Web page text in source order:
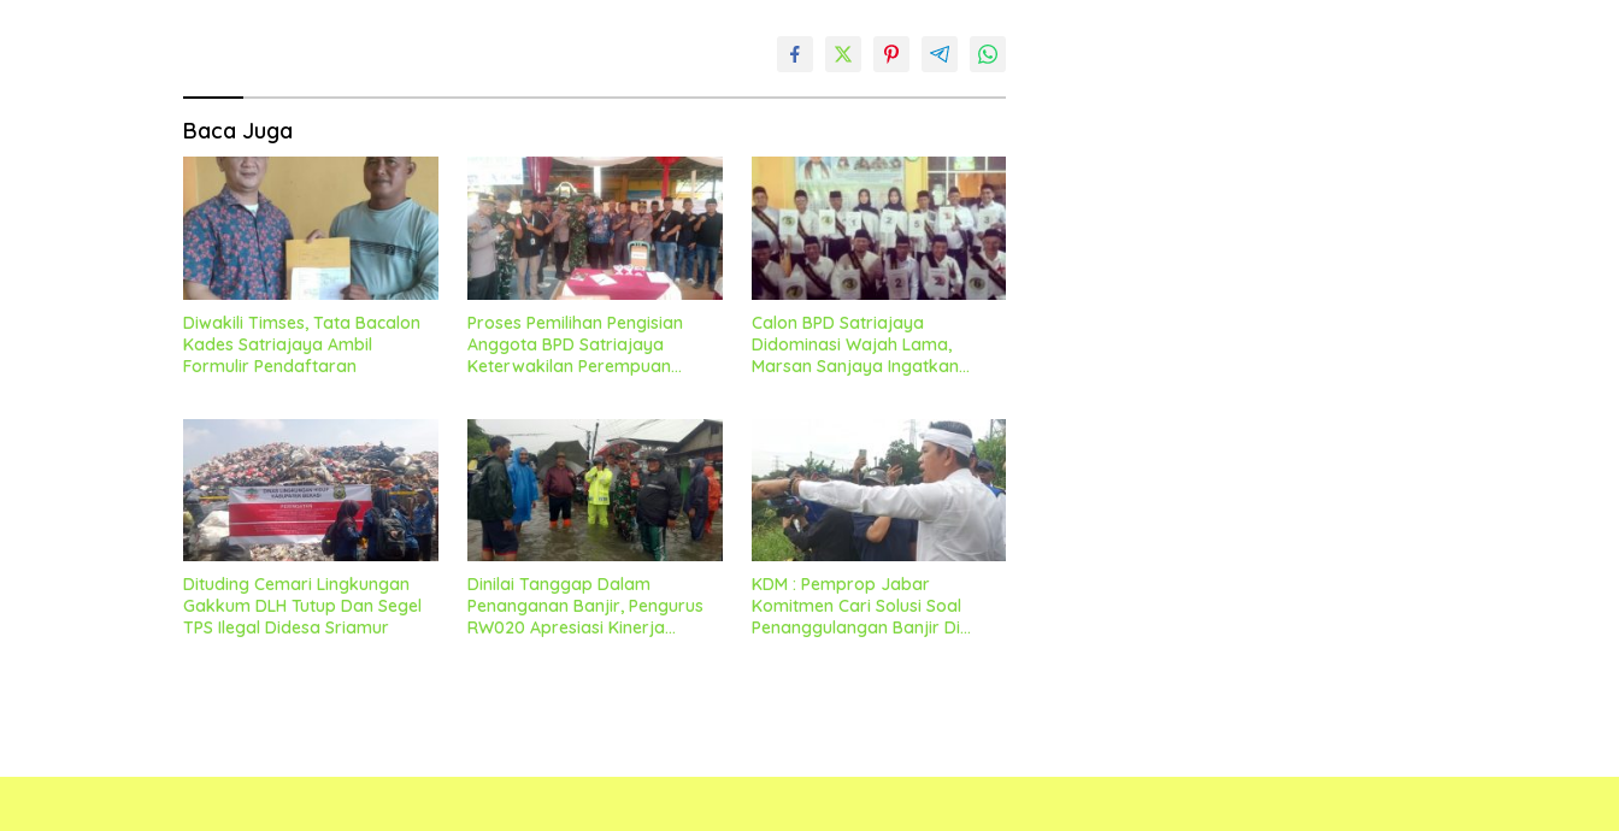
Baca Juga
Diwakili Timses, Tata Bacalon
Kades Satriajaya Ambil
Formulir Pendaftaran
Proses Pemilihan Pengisian
Anggota BPD Satriajaya
Keterwakilan Perempuan
Calon BPD Satriajaya
Didominasi Wajah Lama,
Marsan Sanjaya Ingatkan
Dituding Cemari Lingkungan
Gakkum DLH Tutup Dan Segel
TPS Ilegal Didesa Sriamur
Dinilai Tanggap Dalam
Penanganan Banjir, Pengurus
RW020 Apresiasi Kinerja
KDM : Pemprop Jabar
Komitmen Cari Solusi Soal
Penanggulangan Banjir Di